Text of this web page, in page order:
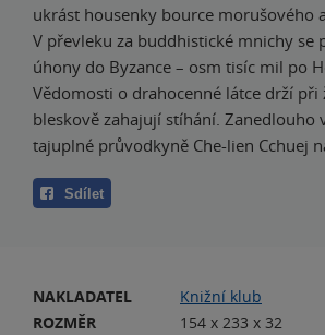
ukrást housenky bource morušového
V převleku za buddhistické mnichy
úhony do Byzance – osm tisíc mil po
Vědomosti o drahocenné látce drží
bleskově zahajují stíhání.
tajuplné průvodkyně Che-lien Cchuej
Sdílet
NAKLADATEL
Knižní klub
ROZMĚR
154 x 233 x 32